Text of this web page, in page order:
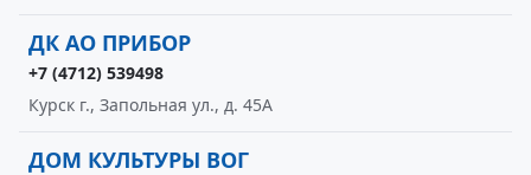
ДК АО ПРИБОР
+7 (4712) 539498
Курск г., Запольная ул., д. 45А
ДОМ КУЛЬТУРЫ ВОГ